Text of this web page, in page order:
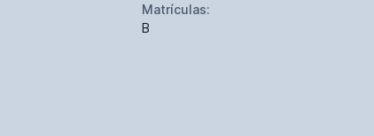
Matrículas:
B